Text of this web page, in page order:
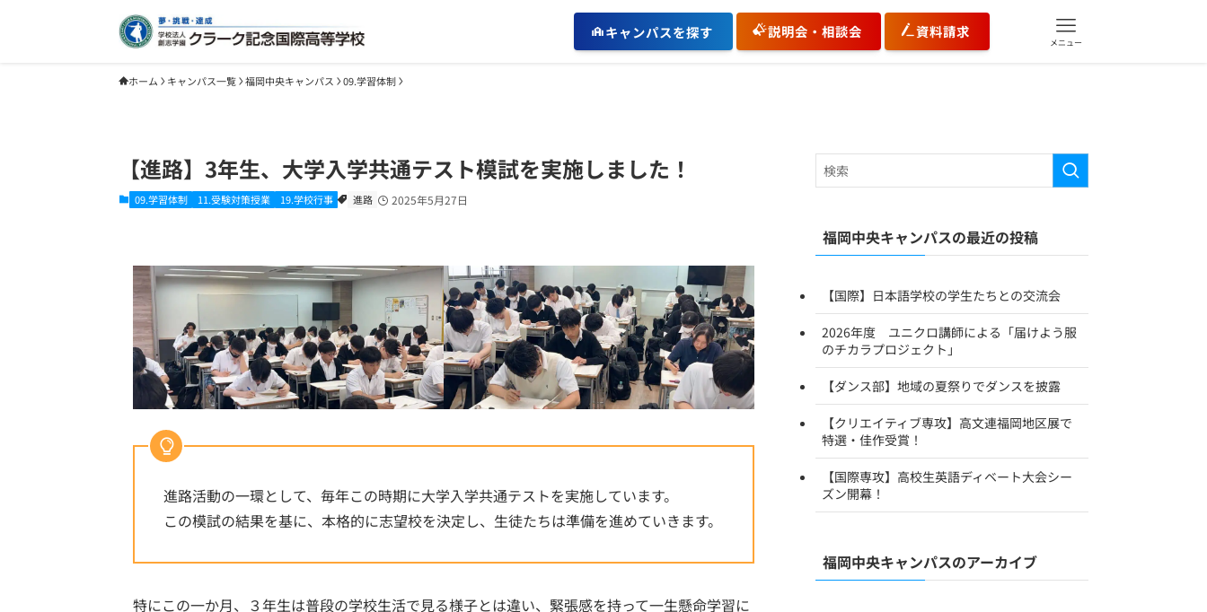
キャンパスを探す 説明会・相談会 資料請求
メニュー
ホーム キャンパス一覧 福岡中央キャンパス 09.学習体制
【進路】3年生、大学入学共通テスト模試を実施しました！
09.学習体制 11.受験対策授業 19.学校行事 進路 2025年5月27日
進路活動の一環として、毎年この時期に大学入学共通テストを実施しています。
この模試の結果を基に、本格的に志望校を決定し、生徒たちは準備を進めていきます。
特にこの一か月、３年生は普段の学校生活で見る様子とは違い、緊張感を持って一生懸命学習に
福岡中央キャンパスの最近の投稿
【国際】日本語学校の学生たちとの交流会
2026年度 ユニクロ講師による「届けよう服
のチカラプロジェクト」
【ダンス部】地域の夏祭りでダンスを披露
【クリエイティブ専攻】高文連福岡地区展で
特選・佳作受賞！
【国際専攻】高校生英語ディベート大会シー
ズン開幕！
福岡中央キャンパスのアーカイブ